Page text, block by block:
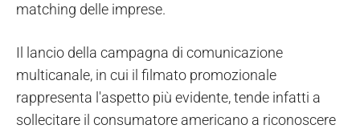
matching delle imprese.
Il lancio della campagna di comunicazione
multicanale, in cui il filmato promozionale
rappresenta l'aspetto più evidente, tende infatti a
sollecitare il consumatore americano a riconoscere